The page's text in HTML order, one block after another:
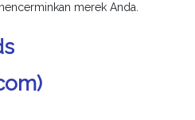
merek Anda.